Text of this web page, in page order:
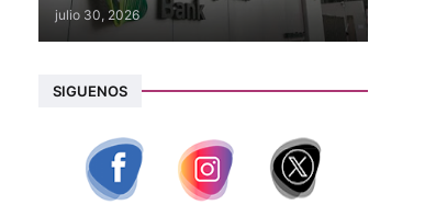
julio 30, 2026
SIGUENOS